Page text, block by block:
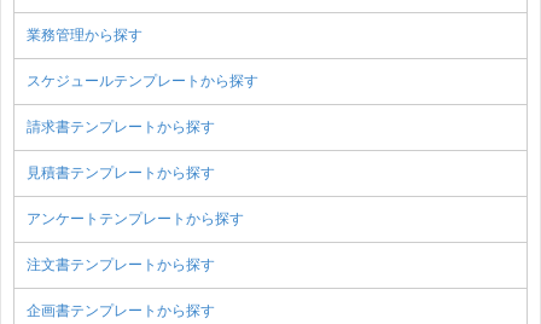
業務管理から探す
スケジュールテンプレートから探す
請求書テンプレートから探す
見積書テンプレートから探す
アンケートテンプレートから探す
注文書テンプレートから探す
企画書テンプレートから探す